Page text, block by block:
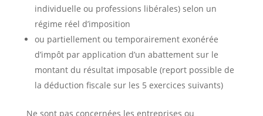
individuelle ou professions libérales) selon un
régime réel d’imposition
ou partiellement ou temporairement exonérée
d’impôt par application d’un abattement sur le
montant du résultat imposable (report possible de
la déduction fiscale sur les 5 exercices suivants)
Ne sont pas concernées les entreprises ou